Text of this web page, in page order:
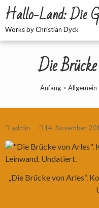
Hallo-Land: Die
Works by Christian Dyck
Die
Anfang > Allgemein
admin 14. November
„Die Brücke von Arles“.